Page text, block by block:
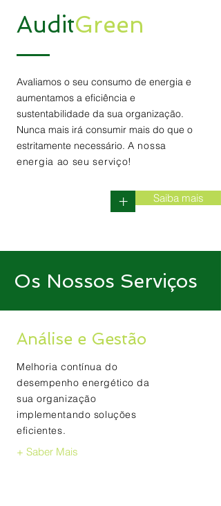
AuditGreen
Avaliamos o seu consumo de energia e
aumentamos a eficiência e
sustentabilidade da sua organização.
Nunca mais irá consumir mais do que o
estritamente necessário. A nossa
energia ao seu serviço!
+ Saiba mais
Os Nossos Serviços
Análise e Gestão
Melhoria contínua do
desempenho energético da
sua organização
implementando soluções
eficientes.
+ Saber Mais